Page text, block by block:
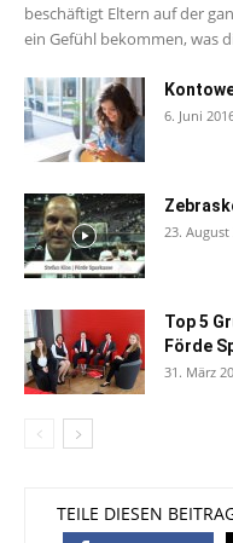
beschäftigt Eltern auf der
ein Gefühl bekommen, was
6. Juni
23. August
Top 5
Förde
31. März
TEILE DIESEN